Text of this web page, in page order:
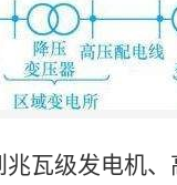
瓦级发电机